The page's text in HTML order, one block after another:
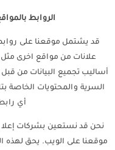
الروابط
قد يشتمل موقعنا على
علانات من مواقع اخرى
أساليب تجميع البيانات من
السرية والمحتويات الخاصة
أي
نحن قد نستعين بشركات
موقعنا على الويب. يحق لهذه